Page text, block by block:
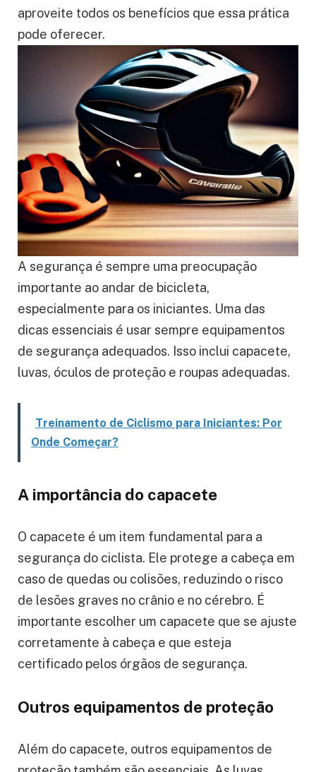
aproveite todos os benefícios que essa prática
pode oferecer.
A segurança é sempre uma preocupação
importante ao andar de bicicleta,
especialmente para os iniciantes. Uma das
dicas essenciais é usar sempre equipamentos
de segurança adequados. Isso inclui capacete,
luvas, óculos de proteção e roupas adequadas.
Treinamento de Ciclismo para Iniciantes: Por
Onde Começar?
A importância do capacete
O capacete é um item fundamental para a
segurança do ciclista. Ele protege a cabeça em
caso de quedas ou colisões, reduzindo o risco
de lesões graves no crânio e no cérebro. É
importante escolher um capacete que se ajuste
corretamente à cabeça e que esteja
certificado pelos órgãos de segurança.
Outros equipamentos de proteção
Além do capacete, outros equipamentos de